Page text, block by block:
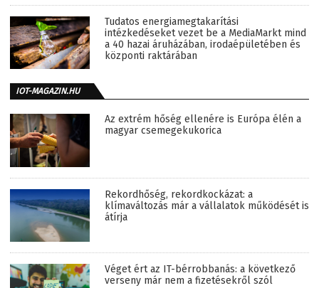
Tudatos energiamegtakarítási
intézkedéseket vezet be a MediaMarkt mind
a 40 hazai áruházában, irodaépületében és
központi raktárában
IOT-MAGAZIN.HU
Az extrém hőség ellenére is Európa élén a
magyar csemegekukorica
Rekordhőség, rekordkockázat: a
klímaváltozás már a vállalatok működését is
átírja
Véget ért az IT-bérrobbanás: a következő
verseny már nem a fizetésekről szól